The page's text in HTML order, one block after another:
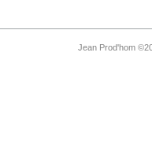
Jean Prod'hom